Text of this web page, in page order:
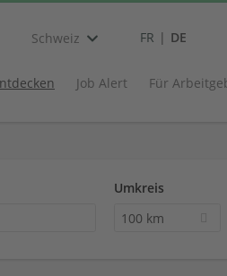
Schweiz FR DE
Job Alert Für
Umkreis
100 km